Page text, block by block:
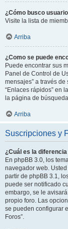
¿Cómo busco
Visite la lista de
Arriba
¿Como se puede
Puede encontrar sus
Panel de Control de
mensajes” a través
“Enlaces rápidos” en
la página de
Arriba
Suscripciones y
¿Cuál es la
En phpBB 3.0, los
navegador web.
partir de phpBB 3.1,
puede ser notificado
embargo, se le
propio foro. Las
se pueden configurar
Foros”.